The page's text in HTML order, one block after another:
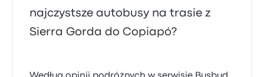
najczystsze autobusy na trasie z
Sierra Gorda do Copiapó?